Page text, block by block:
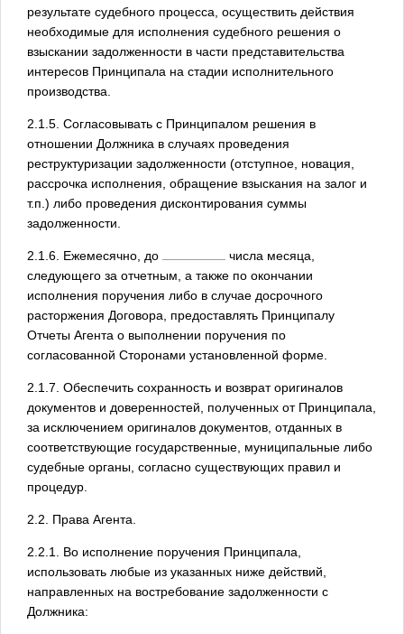
результате судебного процесса, осуществить действия
необходимые для исполнения судебного решения о
взыскании задолженности в части представительства
интересов Принципала на стадии исполнительного
производства.
2.1.5. Согласовывать с Принципалом решения в
отношении Должника в случаях проведения
реструктуризации задолженности (отступное, новация,
рассрочка исполнения, обращение взыскания на залог и
т.п.) либо проведения дисконтирования суммы
задолженности.
2.1.6. Ежемесячно, до
числа месяца,
следующего за отчетным, а также по окончании
исполнения поручения либо в случае досрочного
расторжения Договора, предоставлять Принципалу
Отчеты Агента о выполнении поручения по
согласованной Сторонами установленной форме.
2.1.7. Обеспечить сохранность и возврат оригиналов
документов и доверенностей, полученных от Принципала,
за исключением оригиналов документов, отданных в
соответствующие государственные, муниципальные либо
судебные органы, согласно существующих правил и
процедур.
2.2. Права Агента.
2.2.1. Во исполнение поручения Принципала,
использовать любые из указанных ниже действий,
направленных на востребование задолженности с
Должника: